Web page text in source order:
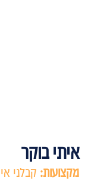
איתי בוקר
מקצועות:קבלני